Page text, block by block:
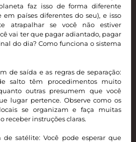
faz isso de forma diferente
países diferentes do seu), e isso
atrapalhar se você não estiver
vai ter que pagar adiantado, pagar
do dia? Como funciona o sistema
de saída e as regras de separação:
salto têm procedimentos muito
outras presumem que você
lugar pertence. Observe como os
se organizam e faça muitas
receber instruções claras.
de satélite: Você pode esperar que